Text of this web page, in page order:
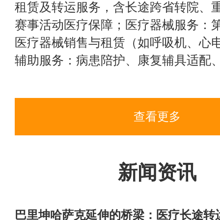
租赁及转运服务，含长途跨省转院、
赛事活动医疗保障；医疗器械服务：
医疗器械销售与租赁（如呼吸机、心
辅助服务：病患陪护、康复辅具适配
查看更多
新闻资讯
巴里坤哈萨克延伸的桥梁：医疗长途转